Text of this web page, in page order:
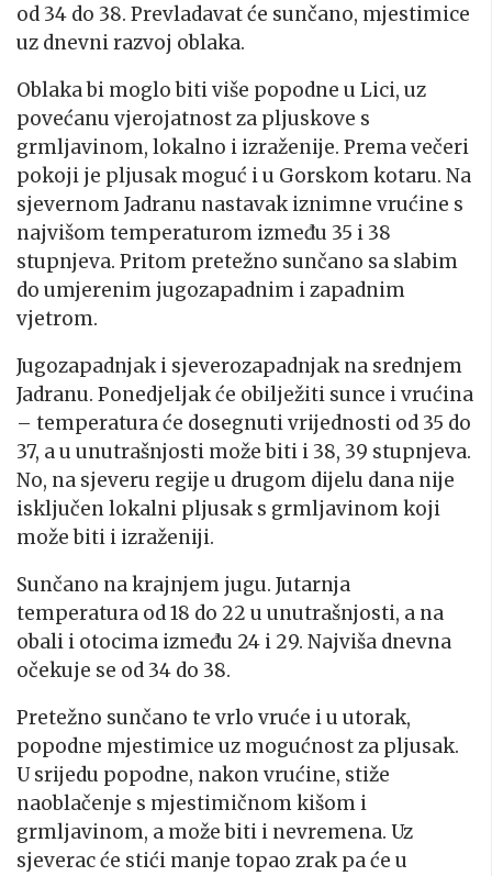
od 34 do 38. Prevladavat će sunčano, mjestimice
uz dnevni razvoj oblaka.
Oblaka bi moglo biti više popodne u Lici, uz
povećanu vjerojatnost za pljuskove s
grmljavinom, lokalno i izraženije. Prema večeri
pokoji je pljusak moguć i u Gorskom kotaru. Na
sjevernom Jadranu nastavak iznimne vrućine s
najvišom temperaturom između 35 i 38
stupnjeva. Pritom pretežno sunčano sa slabim
do umjerenim jugozapadnim i zapadnim
vjetrom.
Jugozapadnjak i sjeverozapadnjak na srednjem
Jadranu. Ponedjeljak će obilježiti sunce i vrućina
– temperatura će dosegnuti vrijednosti od 35 do
37, a u unutrašnjosti može biti i 38, 39 stupnjeva.
No, na sjeveru regije u drugom dijelu dana nije
isključen lokalni pljusak s grmljavinom koji
može biti i izraženiji.
Sunčano na krajnjem jugu. Jutarnja
temperatura od 18 do 22 u unutrašnjosti, a na
obali i otocima između 24 i 29. Najviša dnevna
očekuje se od 34 do 38.
Pretežno sunčano te vrlo vruće i u utorak,
popodne mjestimice uz mogućnost za pljusak.
U srijedu popodne, nakon vrućine, stiže
naoblačenje s mjestimičnom kišom i
grmljavinom, a može biti i nevremena. Uz
sjeverac će stići manje topao zrak pa će u